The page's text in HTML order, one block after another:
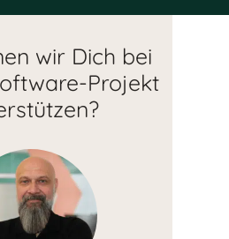
wir Dich bei
Projekt